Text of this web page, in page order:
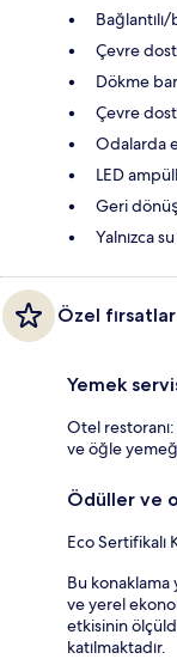
Çevre
Dökme
Çevre
Odalarda
LED
Geri
Yalnızca
Özel fırsatlar
Yemek
Otel
ve öğle
Ödüller ve
Eco Sertifikalı
Bu konaklama
ve yerel
etkisinin
katılmaktadır.